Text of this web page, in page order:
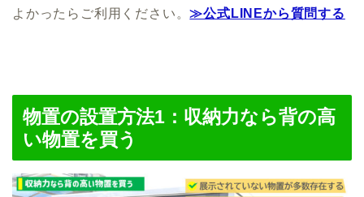
よかったらご利用ください。≫公式LINEから質問する
物置の設置方法1：収納力なら背の高
い物置を買う